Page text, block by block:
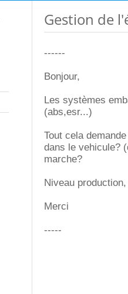
Gestion de
------
Bonjour,
Les systèmes
(abs,esr...)
Tout cela
dans le vehicule?
marche?
Niveau
Merci
-----